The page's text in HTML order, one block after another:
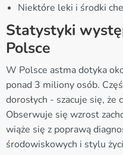
Niektóre leki i środki
Statystyki
Polsce
W Polsce astma dotyka
ponad 3 miliony osób.
dorosłych - szacuje się, że
Obserwuje się wzrost
wiąże się z poprawą
środowiskowych i stylu